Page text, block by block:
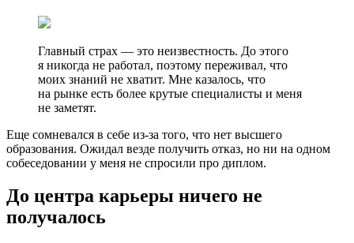
Главный страх — это неизвестность. До этого
я никогда не работал, поэтому переживал, что
моих знаний не хватит. Мне казалось, что
на рынке есть более крутые специалисты и меня
не заметят.
Еще сомневался в себе из-за того, что нет высшего
образования. Ожидал везде получить отказ, но ни на одном
собеседовании у меня не спросили про диплом.
До центра карьеры ничего не
получалось